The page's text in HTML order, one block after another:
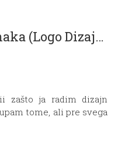
Dizajn Logotipa i Znaka (Logo Dizajn)
zašto ja radim dizajn
tome, ali pre svega